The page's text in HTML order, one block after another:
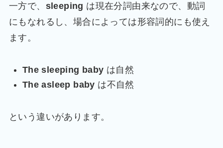
一方で、 sleeping は現在分詞由来なので、動詞
にもなれるし、場合によっては形容詞的にも使え
ます。
The sleeping baby は自然
The asleep baby は不自然
という違いがあります。